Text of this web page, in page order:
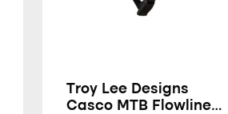
Troy Lee Designs
Casco MTB Flowline